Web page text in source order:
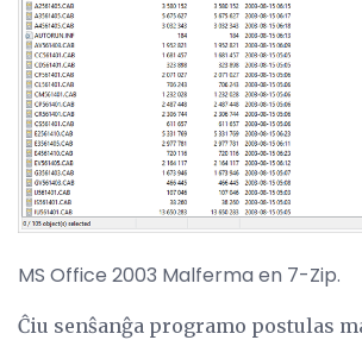
MS Office 2003 Malferma en 7-Zip.
Ĉiu senŝanĝa programo postulas